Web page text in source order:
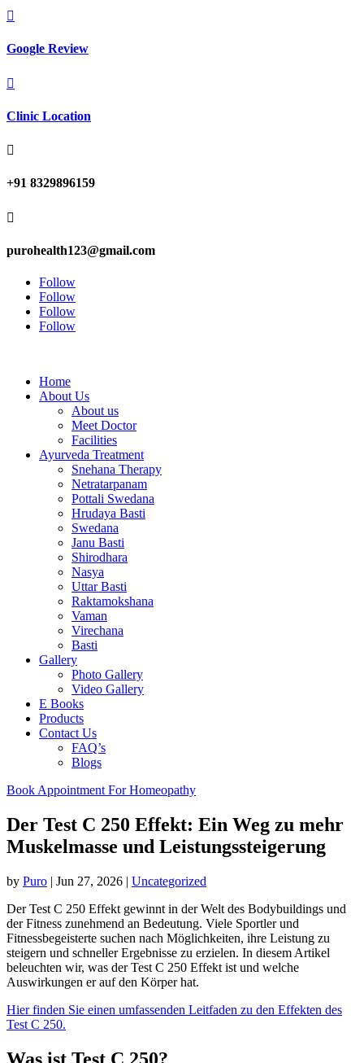

Google Review

Clinic Location

+91 8329896159

purohealth123@gmail.com
Follow
Follow
Follow
Follow
Home
About Us
About us
Meet Doctor
Facilities
Ayurveda Treatment
Snehana Therapy
Netratarpanam
Pottali Swedana
Hrudaya Basti
Swedana
Janu Basti
Shirodhara
Nasya
Uttar Basti
Raktamokshana
Vaman
Virechana
Basti
Gallery
Photo Gallery
Video Gallery
E Books
Products
Contact Us
FAQ’s
Blogs
Book Appointment For Homeopathy
Der Test C 250 Effekt: Ein Weg zu mehr
Muskelmasse und Leistungssteigerung
by Puro | Jun 27, 2026 | Uncategorized
Der Test C 250 Effekt gewinnt in der Welt des Bodybuildings und
der Fitness zunehmend an Bedeutung. Viele Sportler und
Fitnessbegeisterte suchen nach Möglichkeiten, ihre Leistung zu
steigern und schneller Ergebnisse zu erzielen. In diesem Artikel
beleuchten wir, was der Test C 250 Effekt ist und welche
Auswirkungen er auf den Körper hat.
Hier finden Sie einen umfassenden Leitfaden zu den Effekten des
Test C 250.